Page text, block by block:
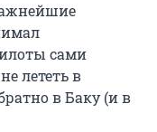
сами
лететь в
в Баку (и в